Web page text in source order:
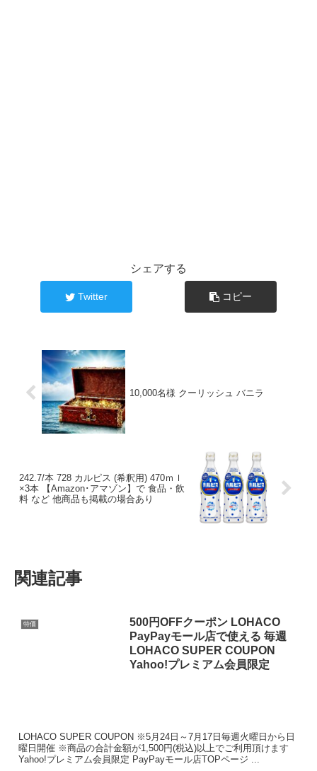
シェアする
Twitter コピー
10,000名様 クーリッシュ バニラ
242.7/本 728 カルピス (希釈用) 470ｍｌ
×3本 【Amazon･アマゾン】で 食品・飲
料 など 他商品も掲載の場合あり
関連記事
特価
500円OFFクーポン LOHACO
PayPayモール店で使える 毎週
LOHACO SUPER COUPON
Yahoo!プレミアム会員限定
LOHACO SUPER COUPON ※5月24日～7月17日毎週火曜日から日
曜日開催 ※商品の合計金額が1,500円(税込)以上でご利用頂けます
Yahoo!プレミアム会員限定 PayPayモール店TOPページ ...